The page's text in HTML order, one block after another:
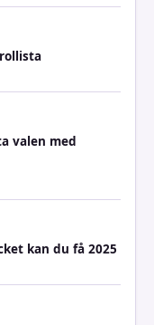
valen med
kan du få 2025